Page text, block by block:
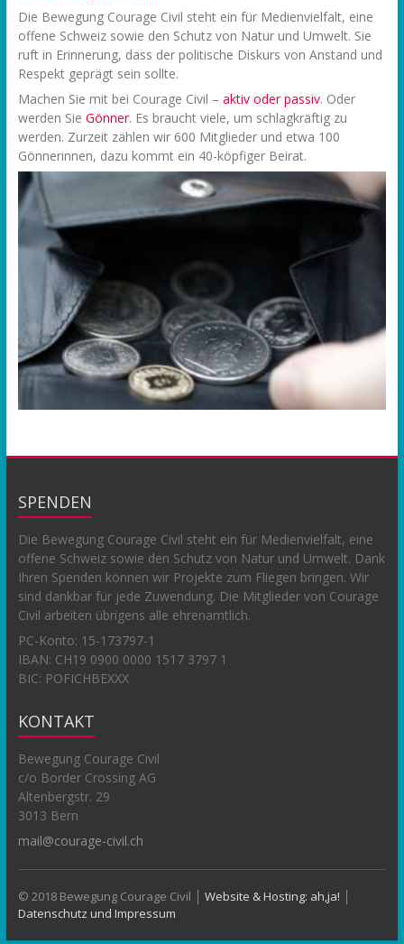
Die Bewegung Courage Civil steht ein für Medienvielfalt, eine
offene Schweiz sowie den Schutz von Natur und Umwelt. Sie
ruft in Erinnerung, dass der politische Diskurs von Anstand und
Respekt geprägt sein sollte.
Machen Sie mit bei Courage Civil – aktiv oder passiv. Oder
werden Sie Gönner. Es braucht viele, um schlagkräftig zu
werden. Zurzeit zählen wir 600 Mitglieder und etwa 100
Gönnerinnen, dazu kommt ein 40-köpfiger Beirat.
SPENDEN
Die Bewegung Courage Civil steht ein für Medienvielfalt, eine
offene Schweiz sowie den Schutz von Natur und Umwelt. Dank
Ihren Spenden können wir Projekte zum Fliegen bringen. Wir
sind dankbar für jede Zuwendung. Die Mitglieder von Courage
Civil arbeiten übrigens alle ehrenamtlich.
PC-Konto: 15-173797-1
IBAN: CH19 0900 0000 1517 3797 1
BIC: POFICHBEXXX
KONTAKT
Bewegung Courage Civil
c/o Border Crossing AG
Altenbergstr. 29
3013 Bern
mail@courage-civil.ch
© 2018 Bewegung Courage Civil │ Website & Hosting: ah,ja!
Datenschutz und Impressum